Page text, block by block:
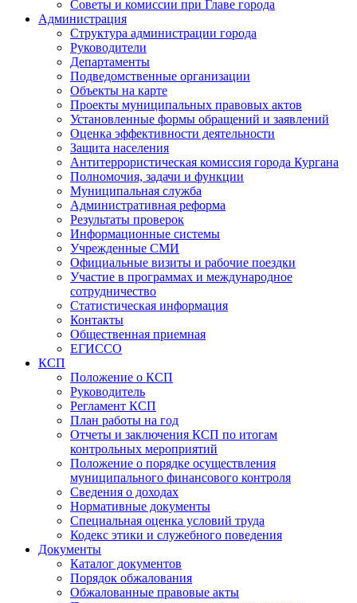
Советы и комиссии при Главе города
Администрация
Структура администрации города
Руководители
Департаменты
Подведомственные организации
Объекты на карте
Проекты муниципальных правовых актов
Установленные формы обращений и заявлений
Оценка эффективности деятельности
Защита населения
Антитеррористическая комиссия города Кургана
Полномочия, задачи и функции
Муниципальная служба
Административная реформа
Результаты проверок
Информационные системы
Учрежденные СМИ
Официальные визиты и рабочие поездки
Участие в программах и международное
сотрудничество
Статистическая информация
Контакты
Общественная приемная
ЕГИССО
КСП
Положение о КСП
Руководитель
Регламент КСП
План работы на год
Отчеты и заключения КСП по итогам
контрольных мероприятий
Положение о порядке осуществления
муниципального финансового контроля
Сведения о доходах
Нормативные документы
Специальная оценка условий труда
Кодекс этики и служебного поведения
Документы
Каталог документов
Порядок обжалования
Обжалованные правовые акты